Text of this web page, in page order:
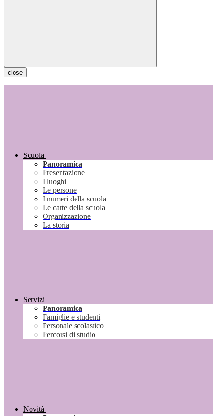
close
Scuola
Panoramica
Presentazione
I luoghi
Le persone
I numeri della scuola
Le carte della scuola
Organizzazione
La storia
Servizi
Panoramica
Famiglie e studenti
Personale scolastico
Percorsi di studio
Novità